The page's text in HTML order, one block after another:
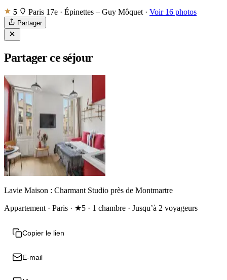
5 Paris 17e · Épinettes – Guy Môquet · Voir 16 photos
Partager
Partager ce séjour
Lavie Maison : Charmant Studio près de Montmartre
Appartement · Paris · ★5 · 1 chambre · Jusqu’à 2 voyageurs
Copier le lien
E-mail